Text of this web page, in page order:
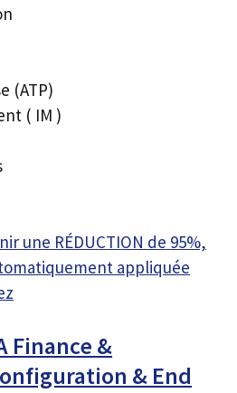
(ATP)
( IM )
une RÉDUCTION de 95%,
appliquée
Finance &
& End